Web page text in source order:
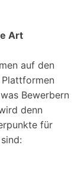
Art
auf den
Bewerbern
denn
für